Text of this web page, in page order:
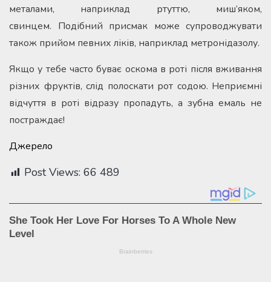
металами, наприклад ртуттю, миш’яком,
свинцем. Подібний присмак може супроводжувати
також прийом певних ліків, наприклад метронідазолу.
Якщо у тебе часто буває оскома в роті після вживання
різних фруктів, слід полоскати рот содою. Неприємні
відчуття в роті відразу пропадуть, а зубна емаль не
постраждає!
Джерело
Post Views: 66 489